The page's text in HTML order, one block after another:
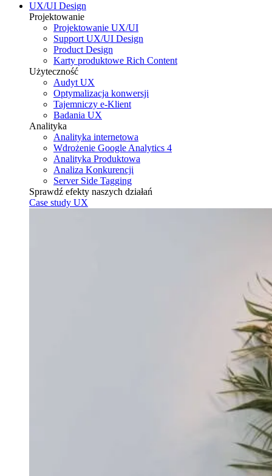
UX/UI Design
Projektowanie
Projektowanie UX/UI
Support UX/UI Design
Product Design
Karty produktowe Rich Content
Użyteczność
Audyt UX
Optymalizacja konwersji
Tajemniczy e-Klient
Badania UX
Analityka
Analityka internetowa
Wdrożenie Google Analytics 4
Analityka Produktowa
Analiza Konkurencji
Server Side Tagging
Sprawdź efekty naszych działań
Case study UX